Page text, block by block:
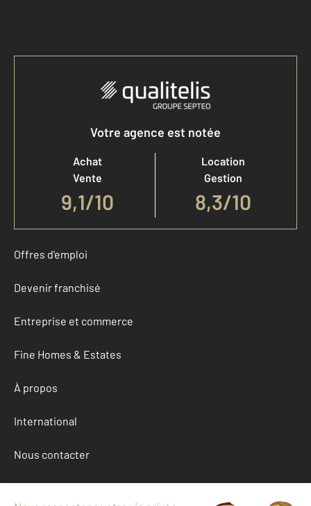
Accéder à mon compte
Votre agence est notée
Achat
Vente
9,1/10
Location
Gestion
8,3/10
Offres d'emploi
Devenir franchisé
Entreprise et commerce
Fine Homes & Estates
À propos
International
Nous contacter